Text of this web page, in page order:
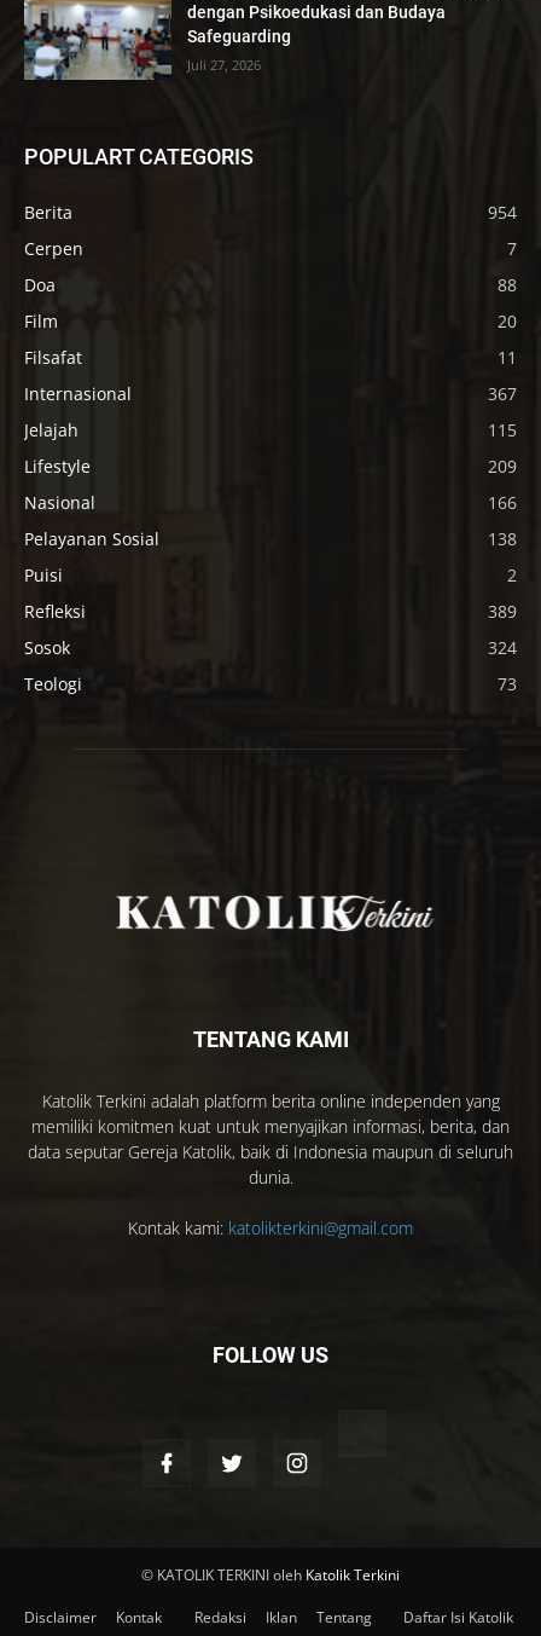
dengan Psikoedukasi dan Budaya
Safeguarding
Juli 27, 2026
POPULART CATEGORIS
Berita
954
Cerpen
7
Doa
88
Film
20
Filsafat
11
Internasional
367
Jelajah
115
Lifestyle
209
Nasional
166
Pelayanan Sosial
138
Puisi
2
Refleksi
389
Sosok
324
Teologi
73
TENTANG KAMI
Katolik Terkini adalah platform berita online independen yang
memiliki komitmen kuat untuk menyajikan informasi, berita, dan
data seputar Gereja Katolik, baik di Indonesia maupun di seluruh
dunia.
Kontak kami: katolikterkini@gmail.com
FOLLOW US
© KATOLIK TERKINI oleh Katolik Terkini
Disclaimer
Kontak
Redaksi Iklan
Tentang
Daftar Isi Katolik